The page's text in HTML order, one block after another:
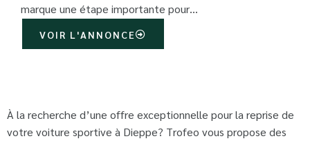
marque une étape importante pour…
VOIR L'ANNONCE
À la recherche d’une offre exceptionnelle pour la reprise de
votre voiture sportive à Dieppe? Trofeo vous propose des